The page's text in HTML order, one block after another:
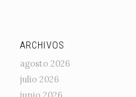
ARCHIVOS
agosto 2026
julio 2026